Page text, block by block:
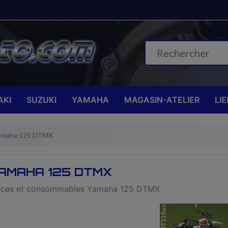
SUZUKI YAMAHA MAGASIN-ATELIER
125 DTMX
125 DTMX
et consommables Yamaha 125 DTMX